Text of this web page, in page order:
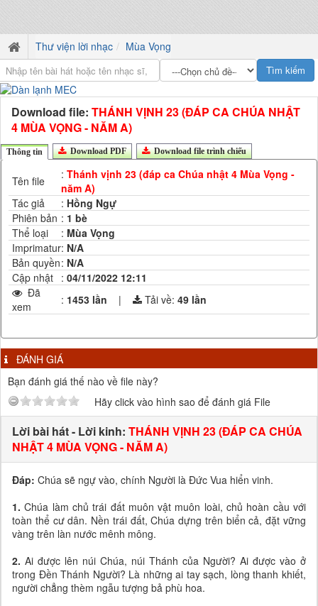
Thư viện lời nhạc Mùa Vọng
Download file: THÁNH VỊNH 23 (ĐÁP CA CHÚA NHẬT
4 MÙA VỌNG - NĂM A)
Thông tin Download PDF Download file trình chiếu
Tên file : Thánh vịnh 23 (đáp ca Chúa nhật 4 Mùa Vọng -
năm A)
Tác giả
: Hồng Ngự
Phiên bản : 1 bè
Thể loại
: Mùa Vọng
Imprimatur: N/A
Bản quyền: N/A
Cập nhật : 04/11/2022 12:11
Đã
xem
: 1453 lần | Tải về: 49 lần
ĐÁNH GIÁ
Bạn đánh giá thế nào về file này?
Hãy click vào hình sao để đánh giá File
Lời bài hát - Lời kinh: THÁNH VỊNH 23 (ĐÁP CA CHÚA
NHẬT 4 MÙA VỌNG - NĂM A)
Đáp: Chúa sẽ ngự vào, chính Người là Đức Vua hiển vinh.
1. Chúa làm chủ trái đất muôn vật muôn loài, chủ hoàn cầu với
toàn thể cư dân. Nền trái đất, Chúa dựng trên biển cả, đặt vững
vàng trên làn nước mênh mông.
2. Ai được lên núi Chúa, núi Thánh của Người? Ai được vào ở
trong Đền Thánh Người? Là những ai tay sạch, lòng thanh khiết,
người chẳng thèm ngẫu tượng bả phù hoa.